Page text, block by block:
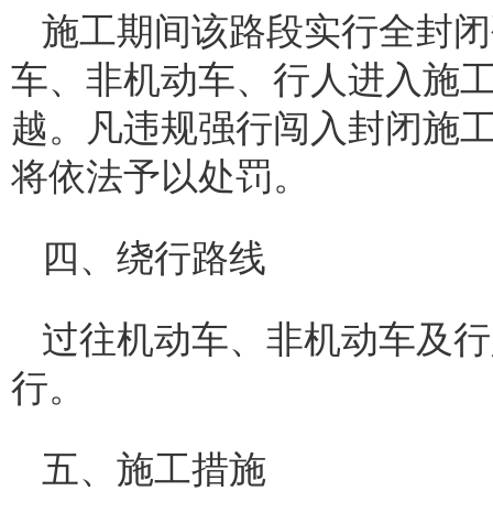
施工期间该路段实行全封
车、非机动车、行人进入施
越。凡违规强行闯入封闭施
将依法予以处罚。
四、绕行路线
过往机动车、非机动车及
行。
五、施工措施